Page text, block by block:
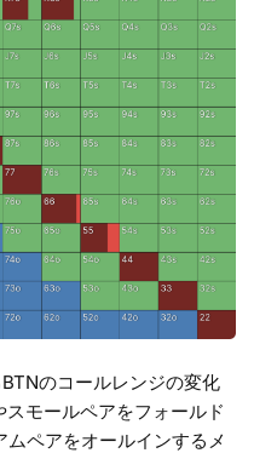
のコールレンジの変化
スモールペアをフォールド
ペアをオールインするメ